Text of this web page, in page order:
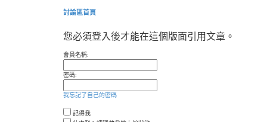
討論區首頁
您必須登入後才能在這個版面引用文章。
會員名稱:
密碼:
我忘記了自己的密碼
記得我